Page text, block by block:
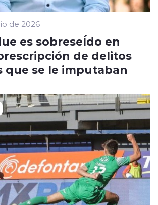
de 2026
es sobreseÍdo en
de delitos
se le imputaban